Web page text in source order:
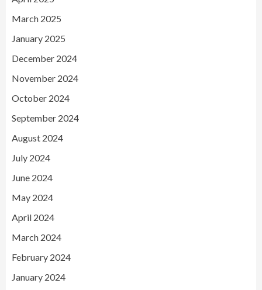
March 2025
January 2025
December 2024
November 2024
October 2024
September 2024
August 2024
July 2024
June 2024
May 2024
April 2024
March 2024
February 2024
January 2024